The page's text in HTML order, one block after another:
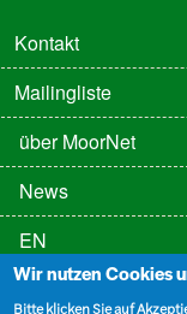
Kontakt
Mailingliste
über MoorNet
News
EN
FUSSZEILE 3
Datenschutz
Wir nutzen Cookies
Bitte klicken Sie auf